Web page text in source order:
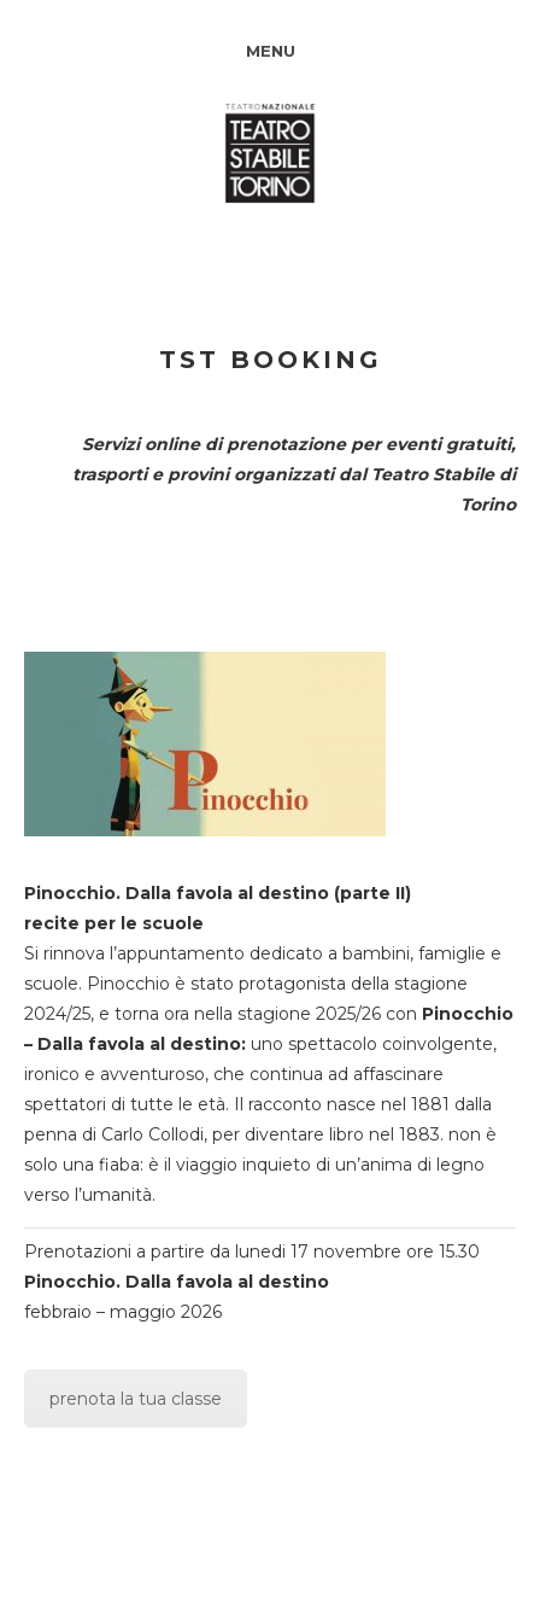
MENU
TST BOOKING
Servizi online di prenotazione per eventi gratuiti,
trasporti e provini organizzati dal Teatro Stabile di
Torino
Pinocchio. Dalla favola al destino (parte II)
recite per le scuole
Si rinnova l’appuntamento dedicato a bambini, famiglie e
scuole. Pinocchio è stato protagonista della stagione
2024/25, e torna ora nella stagione 2025/26 con Pinocchio
– Dalla favola al destino: uno spettacolo coinvolgente,
ironico e avventuroso, che continua ad affascinare
spettatori di tutte le età. Il racconto nasce nel 1881 dalla
penna di Carlo Collodi, per diventare libro nel 1883. non è
solo una fiaba: è il viaggio inquieto di un’anima di legno
verso l’umanità.
Prenotazioni a partire da lunedi 17 novembre ore 15.30
Pinocchio. Dalla favola al destino
febbraio – maggio 2026
prenota la tua classe